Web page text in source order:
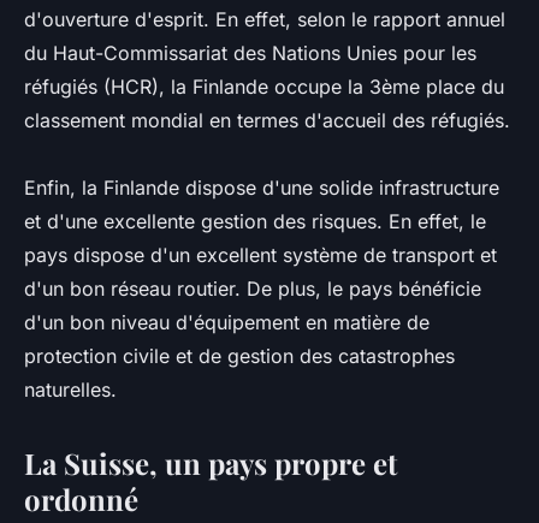
d'ouverture d'esprit. En effet, selon le rapport annuel
du Haut-Commissariat des Nations Unies pour les
réfugiés (HCR), la Finlande occupe la 3ème place du
classement mondial en termes d'accueil des réfugiés.
Enfin, la Finlande dispose d'une solide infrastructure
et d'une excellente gestion des risques. En effet, le
pays dispose d'un excellent système de transport et
d'un bon réseau routier. De plus, le pays bénéficie
d'un bon niveau d'équipement en matière de
protection civile et de gestion des catastrophes
naturelles.
La Suisse, un pays propre et
ordonné